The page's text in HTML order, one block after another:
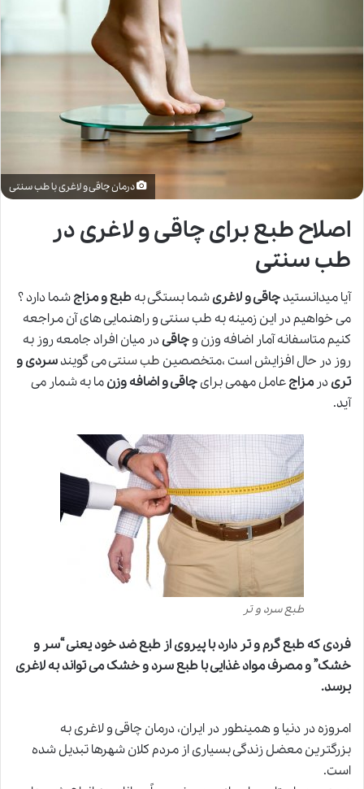
درمان چاقی و لاغری با طب سنتی
اصلاح طبع برای چاقی و لاغری در
طب سنتی
آیا میدانستیدچاقی و لاغریشما بستگی بهطبع و مزاجشما دارد ؟
می خواهیم در این زمینه به طب سنتی و راهنمایی های آن مراجعه
کنیم متاسفانه آمار اضافه وزن وچاقیدر میان افراد جامعه روز به
روز در حال افزایش است ،متخصصین طب سنتیمی گویندسردی و
تریدر مزاجعامل مهمی برایچاقی و اضافه وزنما به شمار می
آید.
طبع سرد و تر
فردی که طبع گرم و تر دارد با پیروی از طبع ضد خود یعنی “سر و
خشک” و مصرف مواد غذایی با طبع سرد و خشک می تواند به لاغری
برسد.
امروزه در دنیا و همینطور در ایران، درمان چاقی و لاغری به
بزرگترین معضل زندگی بسیاری از مردم کلان شهرها تبدیل شده
است.